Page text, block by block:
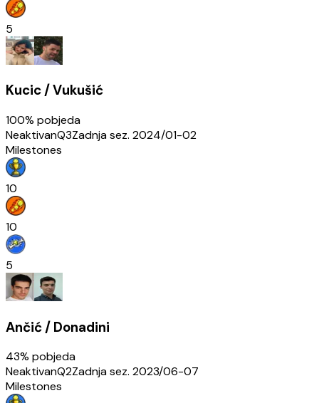
5
Kucic / Vukušić
100% pobjeda
NeaktivanQ3Zadnja sez. 2024/01-02
Milestones
10
10
5
Ančić / Donadini
43% pobjeda
NeaktivanQ2Zadnja sez. 2023/06-07
Milestones